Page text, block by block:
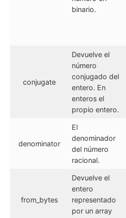
binario.
conjugate
Devuelve el
número
conjugado del
entero. En
enteros el
propio entero.
denominator
El
denominador
del número
racional.
from_bytes
Devuelve el
entero
representado
por un array